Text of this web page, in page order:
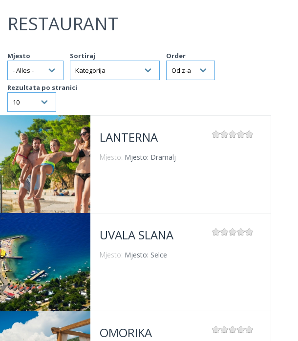
RESTAURANT
Mjesto Sortiraj Order
Rezultata po stranici
LANTERNA
Mjesto: Mjesto: Dramalj
UVALA SLANA
Mjesto: Mjesto: Selce
OMORIKA